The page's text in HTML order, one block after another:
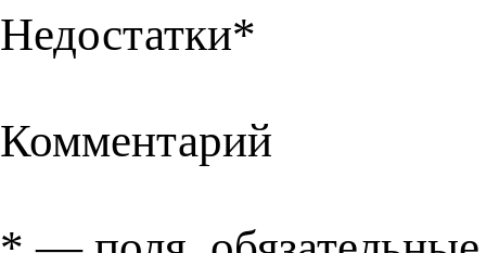
Недостатки*
Комментарий